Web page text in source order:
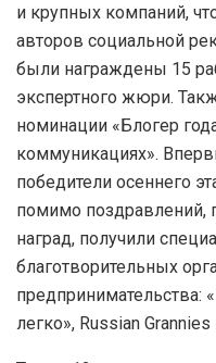
и крупных компаний,
авторов социальной
были награждены 15
экспертного жюри.
номинации «Блогер
коммуникациях».
победители осеннего
помимо поздравлений,
наград, получили
благотворительных
предпринимательства:
легко», Russian